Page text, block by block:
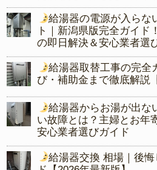
給湯器の電源が入らな
ト｜新潟県版完全ガイド
の即日解決＆安心業者選
給湯器取替工事の完全
び・補助金まで徹底解説
給湯器からお湯が出な
い故障とは？主婦とお年
安心業者選びガイド
給湯器交換 相場｜後